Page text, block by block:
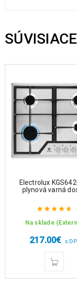
Electrolux
plynová varná
Hodnotenie
Na sklade
217.00€ s